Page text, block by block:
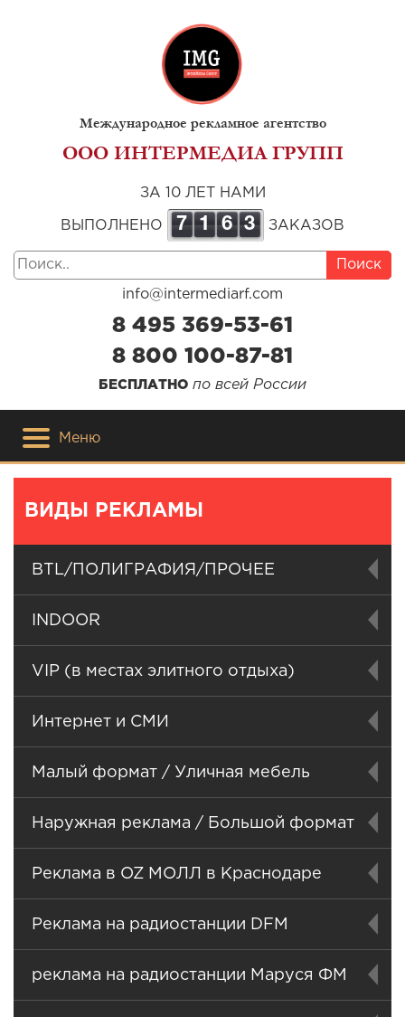
Международное рекламное агентство
ООО ИНТЕРМЕДИА ГРУПП
ЗА 10 ЛЕТ НАМИ
ВЫПОЛНЕНО 7 1 6 3 ЗАКАЗОВ
Поиск
info@intermediarf.com
8 495 369-53-61
8 800 100-87-81
БЕСПЛАТНО по всей России
Меню
ВИДЫ РЕКЛАМЫ
BTL/ПОЛИГРАФИЯ/ПРОЧЕЕ
INDOOR
VIP (в местах элитного отдыха)
Интернет и СМИ
Малый формат / Уличная мебель
Наружная реклама / Большой формат
Реклама в OZ МОЛЛ в Краснодаре
Реклама на радиостанции DFM
реклама на радиостанции Маруся ФМ